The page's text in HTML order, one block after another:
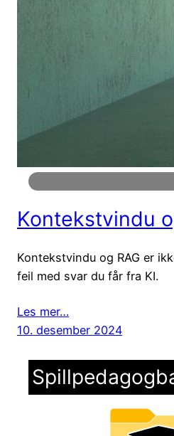
Kontekstvindu
Kontekstvindu og RAG er
feil med svar du får fra KI.
Les mer…
10. desember 2024